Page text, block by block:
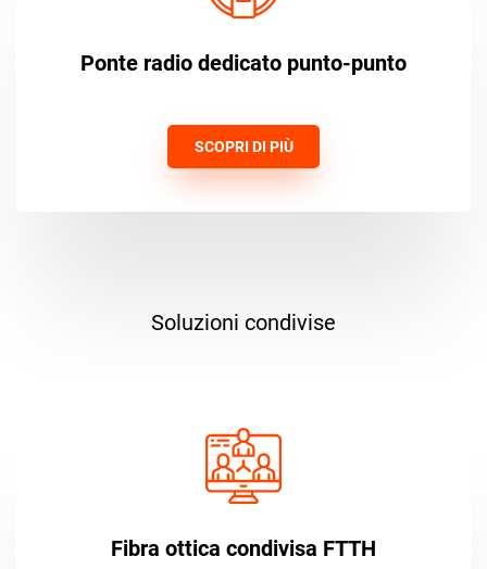
Ponte radio dedicato punto-punto
SCOPRI DI PIÙ
Soluzioni condivise
Fibra ottica condivisa FTTH